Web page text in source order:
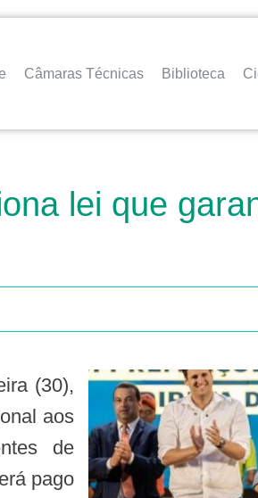
Câmaras Técnicas Biblioteca
lei que
aos
de
pago